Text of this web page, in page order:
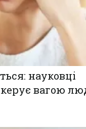
науковці
вагою